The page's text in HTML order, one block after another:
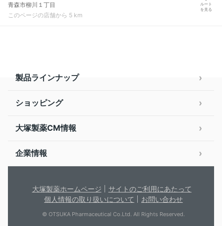
青森市柳川１丁目
このページの店舗から 5 km
ルート
を見る
製品ラインナップ
ショッピング
大塚製薬CM情報
企業情報
大塚製薬ホームページ
サイトのご利用にあたって
個人情報の取り扱いについて
お問い合わせ
© OTSUKA Pharmaceutical Co.Ltd. All Rights Reserved.